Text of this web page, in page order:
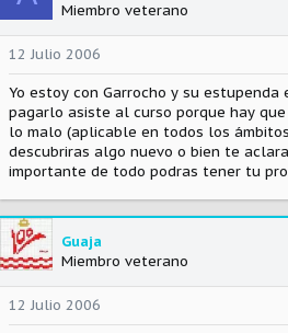
Miembro veterano
12 Julio 2006
Yo estoy con Garrocho y su estupenda
pagarlo asiste al curso porque hay
lo malo (aplicable en todos los
descubriras algo nuevo o bien te
importante de todo podras tener tu
Guaja
Miembro veterano
12 Julio 2006